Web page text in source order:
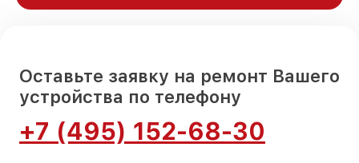
Оставьте заявку на ремонт Вашего
устройства по телефону
+7 (495) 152-68-30